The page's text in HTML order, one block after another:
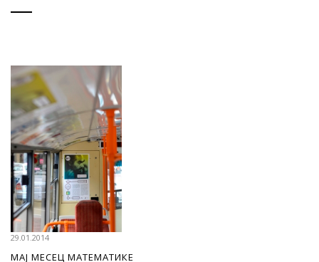
29.01.2014
МАЈ МЕСЕЦ МАТЕМАТИКЕ